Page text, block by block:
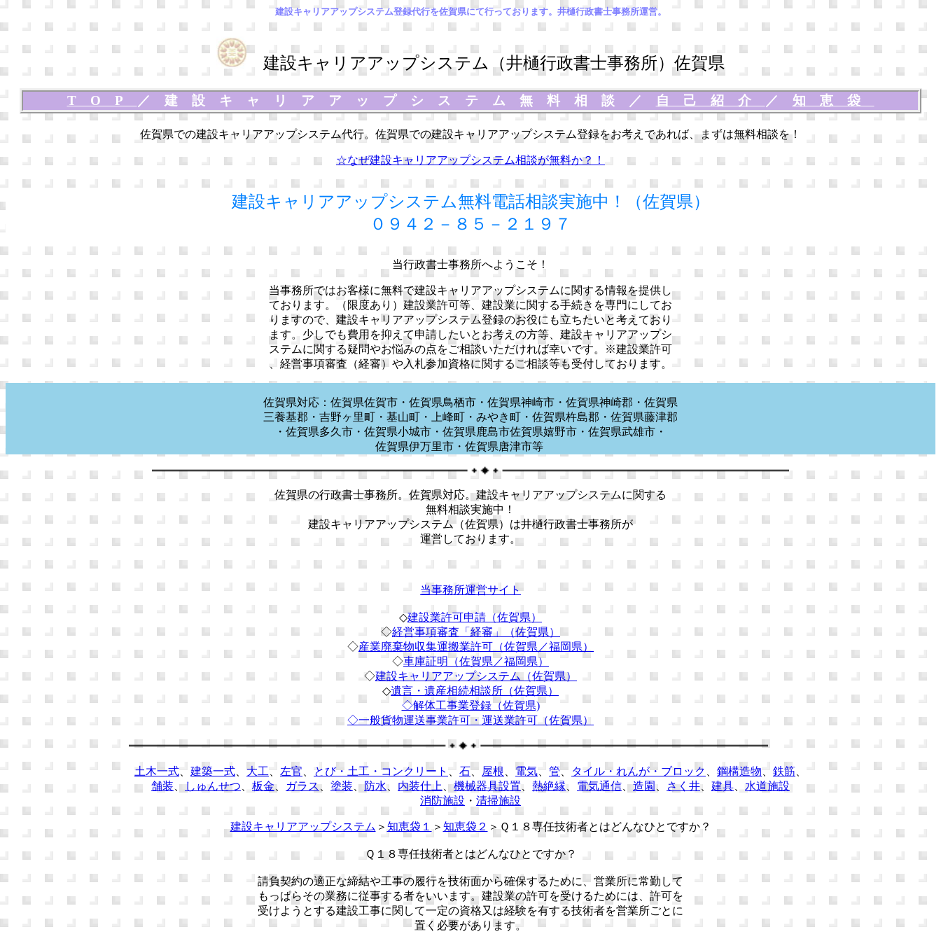
建設キャリアアップシステム登録代行を佐賀県にて行っております。井樋行政書士事務所運営。
建設キャリアアップシステム（井樋行政書士事務所）佐賀県
TOP ／ 建設キャリアアップシステム無料相談 ／ 自己紹介 ／ 知恵袋
佐賀県での建設キャリアアップシステム代行。佐賀県での建設キャリアアップシステム登録をお考えであれば、まずは無料相談を！
☆なぜ建設キャリアアップシステム相談が無料か？！
建設キャリアアップシステム無料電話相談実施中！（佐賀県）
０９４２－８５－２１９７
当行政書士事務所へようこそ！
当事務所ではお客様に無料で建設キャリアアップシステムに関する情報を提供し
ております。（限度あり）建設業許可等、建設業に関する手続きを専門にしてお
りますので、建設キャリアアップシステム登録のお役にも立ちたいと考えており
ます。少しでも費用を抑えて申請したいとお考えの方等、建設キャリアアップシ
ステムに関する疑問やお悩みの点をご相談いただければ幸いです。※建設業許可
、経営事項審査（経審）や入札参加資格に関するご相談等も受付しております。
佐賀県対応：佐賀県佐賀市・佐賀県鳥栖市・佐賀県神崎市・佐賀県神崎郡・佐賀県
三養基郡・吉野ヶ里町・基山町・上峰町・みやき町・佐賀県杵島郡・佐賀県藤津郡
・佐賀県多久市・佐賀県小城市・佐賀県鹿島市佐賀県嬉野市・佐賀県武雄市・
佐賀県伊万里市・佐賀県唐津市等
佐賀県の行政書士事務所。佐賀県対応。建設キャリアアップシステムに関する
無料相談実施中！
建設キャリアアップシステム（佐賀県）は井樋行政書士事務所が
運営しております。
当事務所運営サイト
◇建設業許可申請（佐賀県）
◇経営事項審査「経審」（佐賀県）
◇産業廃棄物収集運搬業許可（佐賀県／福岡県）
◇車庫証明（佐賀県／福岡県）
◇建設キャリアアップシステム（佐賀県）
◇遺言・遺産相続相談所（佐賀県）
◇解体工事業登録（佐賀県)
◇一般貨物運送事業許可・運送業許可（佐賀県）
土木一式 建築一式 大工 左官 とび・土工・コンクリート 石、 屋根 電気 管、 タイル・れんが・ブロック 鋼構造物 鉄筋
舗装 、 しゅんせつ 板金、 ガラス、 塗装 、 防水、 内装仕上 、機械器具設置、 熱絶縁、 電気通信 、造園 、 さく井、 建具
水道施設
消防施設 ・ 清掃施設
建設キャリアアップシステム ＞ 知恵袋１ ＞ 知恵袋２ ＞Ｑ１８専任技術者とはどんなひとですか？
Ｑ１８専任技術者とはどんなひとですか？
請負契約の適正な締結や工事の履行を技術面から確保するために、営業所に常勤して
もっぱらその業務に従事する者をいいます。建設業の許可を受けるためには、許可を
受けようとする建設工事に関して一定の資格又は経験を有する技術者を営業所ごとに
置く必要があります。